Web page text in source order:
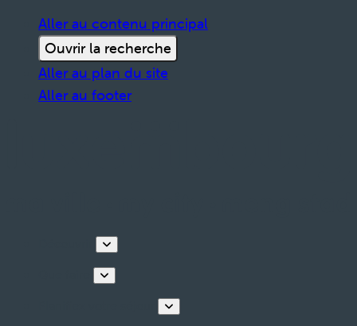
Aller au contenu principal
Ouvrir la recherche
Aller au plan du site
Aller au footer